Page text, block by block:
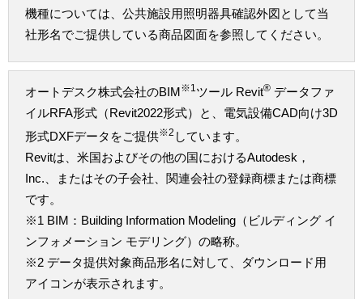
機種については、公共施設用照明器具確認外図として当
社形名でご提供している商品図面を参照してください。
オートデスク株式会社のBIM※1 ツール Revit® データファ
イルRFA形式（Revit2022形式）と、電気設備CAD向け3D
形式DXFデータをご提供※2 しています。
Revitは、米国およびその他の国におけるAutodesk，
Inc.、またはその子会社、関連会社の登録商標または商標
です。
※1 BIM：Building Information Modeling（ビルディング イ
ンフォメーション モデリング）の略称。
※2 データ提供対象商品形名に対して、ダウンロード用
アイコンが表示されます。